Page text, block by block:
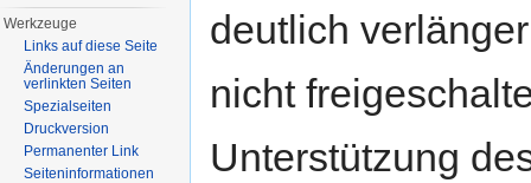
deutlich
nicht
Unterstützung
Werkzeuge
Links auf diese Seite
Änderungen an
verlinkten Seiten
Spezialseiten
Druckversion
Permanenter Link
Seiteninformationen